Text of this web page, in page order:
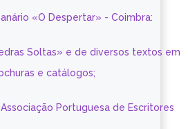
«O Despertar» - Coimbra:
Soltas» e de diversos textos em
e catálogos;
Associação Portuguesa de Escritores